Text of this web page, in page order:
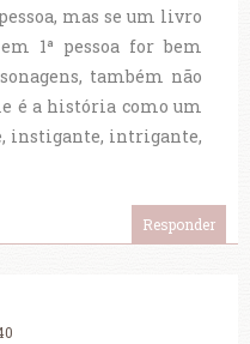
mas se um livro
1ª pessoa for bem
também não
é a história como um
instigante, intrigante,
Responder